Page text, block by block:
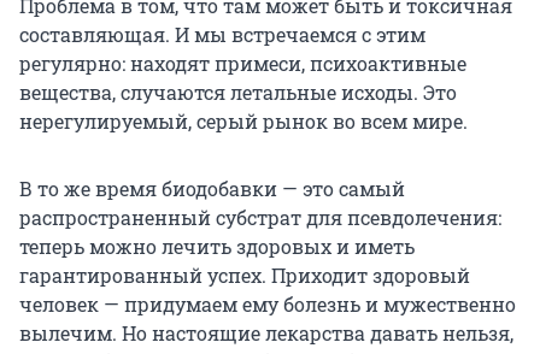
Проблема в том, что там может быть и токсичная
составляющая. И мы встречаемся с этим
регулярно: находят примеси, психоактивные
вещества, случаются летальные исходы. Это
нерегулируемый, серый рынок во всем мире.
В то же время биодобавки — это самый
распространенный субстрат для псевдолечения:
теперь можно лечить здоровых и иметь
гарантированный успех. Приходит здоровый
человек — придумаем ему болезнь и мужественно
вылечим. Но настоящие лекарства давать нельзя,